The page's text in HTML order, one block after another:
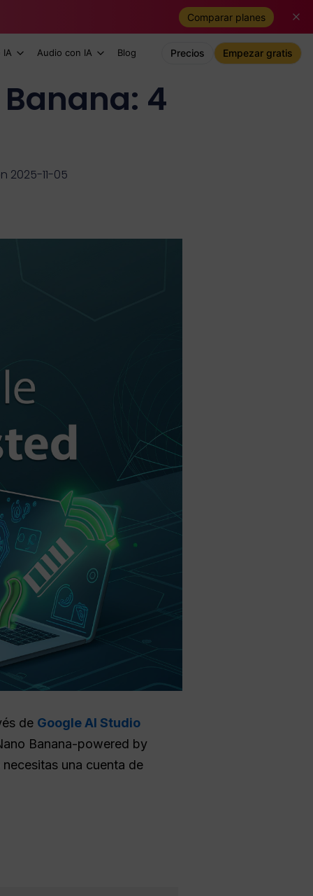
Comparar planes
IA Audio con IA Blog Precios Empezar gratis
4
2025-11-05
de Google AI Studio
Banana-powered by
una cuenta de